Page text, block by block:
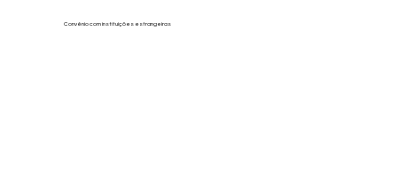
Convênio com instituições estrangeiras